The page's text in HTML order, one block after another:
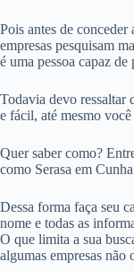
Pois antes de
empresas pesquisam
é uma pessoa capaz
Todavia devo ressaltar
e fácil, até mesmo
Quer saber como?
como Serasa em
Dessa forma faça seu
nome e todas as
O que limita a sua
algumas empresas não